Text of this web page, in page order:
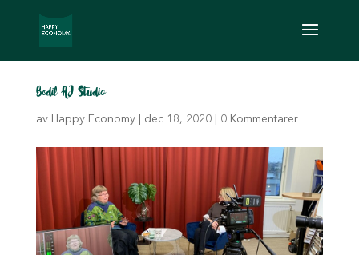
Bodil AJ Studio
av Happy Economy| dec 18, 2020| 0 Kommentarer